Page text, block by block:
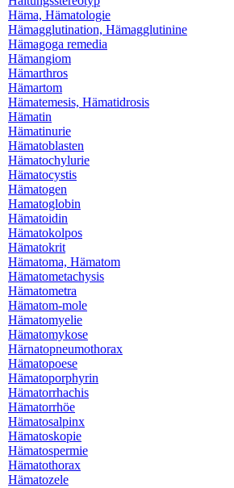
Häma, Hämatologie
Hämagglutination, Hämagglutinine
Hämagoga remedia
Hämangiom
Hämarthros
Hämartom
Hämatemesis, Hämatidrosis
Hämatin
Hämatinurie
Hämatoblasten
Hämatochylurie
Hämatocystis
Hämatogen
Hamatoglobin
Hämatoidin
Hämatokolpos
Hämatokrit
Hämatoma, Hämatom
Hämatometachysis
Hämatometra
Hämatom-mole
Hämatomyelie
Hämatomykose
Härnatopneumothorax
Hämatopoese
Hämatoporphyrin
Hämatorrhachis
Hämatorrhöe
Hämatosalpinx
Hämatoskopie
Hämatospermie
Hämatothorax
Hämatozele